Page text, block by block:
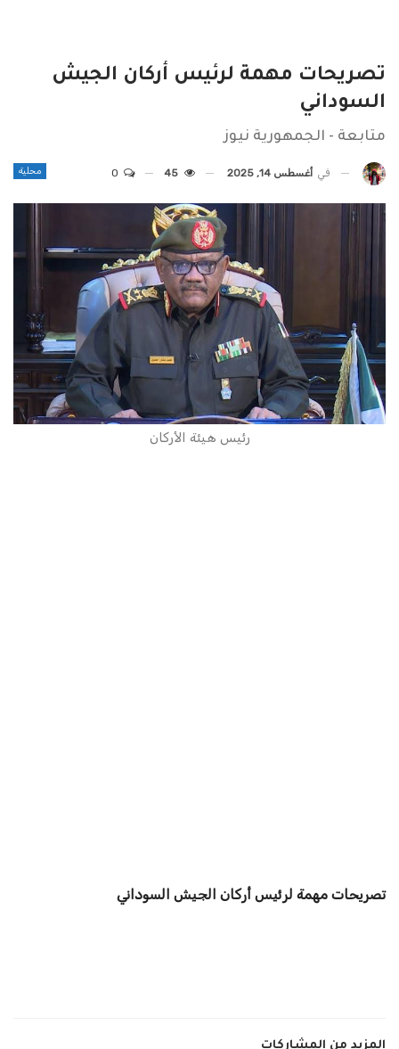
تصريحات مهمة لرئيس أركان الجيش
السوداني
متابعة - الجمهورية نيوز
محلية في أغسطس 14, 2025 45
رئيس هيئة الأركان
تصريحات مهمة لرئيس أركان الجيش السوداني
المزيد من المشاركات